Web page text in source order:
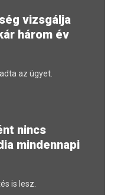
vizsgálja
három év
az ügyet.
nincs
mindennapi
is lesz.